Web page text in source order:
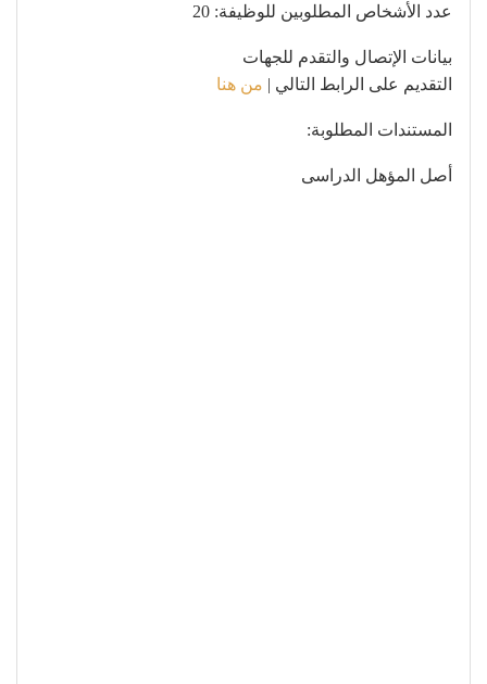
عدد الأشخاص المطلوبين للوظيفة: 20
بيانات الإتصال والتقدم للجهات
التقديم على الرابط التالي | من هنا
المستندات المطلوبة:
​أصل المؤهل الدراسى